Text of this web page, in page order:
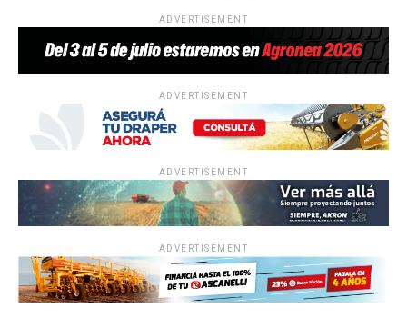
ADVERTISEMENT
ADVERTISEMENT
ADVERTISEMENT
ADVERTISEMENT